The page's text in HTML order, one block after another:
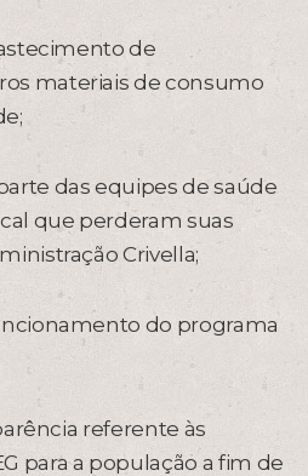
de
materiais de consumo
das equipes de saúde
que perderam suas
Crivella;
do programa
referente às
para a população a fim de